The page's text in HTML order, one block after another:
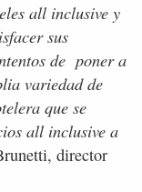
all inclusive y
sus
de poner a
variedad de
que se
all inclusive a
director